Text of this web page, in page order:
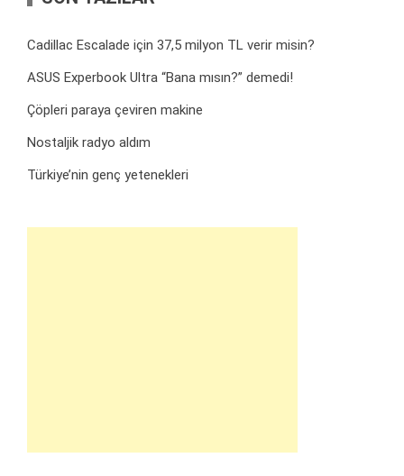
Cadillac Escalade için 37,5 milyon TL verir misin?
ASUS Experbook Ultra “Bana mısın?” demedi!
Çöpleri paraya çeviren makine
Nostaljik radyo aldım
Türkiye’nin genç yetenekleri